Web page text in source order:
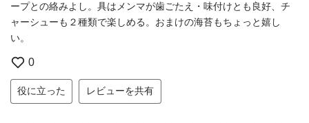
ープとの絡みよし。具はメンマが歯ごたえ・味付けとも良好、チ
ャーシューも２種類で楽しめる。おまけの海苔もちょっと嬉し
い。
0
役に立った レビューを共有